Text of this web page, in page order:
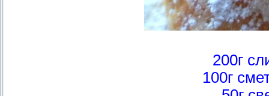
200г
100г